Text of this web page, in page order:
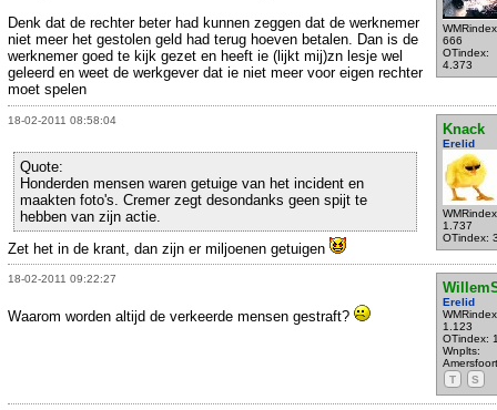
666
OTindex:
4.373
Denk dat de rechter beter had kunnen zeggen dat de werknemer
niet meer het gestolen geld had terug hoeven betalen. Dan is de
werknemer goed te kijk gezet en heeft ie (lijkt mij)zn lesje wel
geleerd en weet de werkgever dat ie niet meer voor eigen rechter
moet spelen
18-02-2011 08:58:04
Knack
Erelid
1.737
OTindex:
Quote:
Honderden mensen waren getuige van het incident en
maakten foto's. Cremer zegt desondanks geen spijt te
hebben van zijn actie.
Zet het in de krant, dan zijn er miljoenen getuigen
18-02-2011 09:22:27
Erelid
1.123
OTindex:
Wnplts:
Amersfoort
T
S
Waarom worden altijd de verkeerde mensen gestraft?